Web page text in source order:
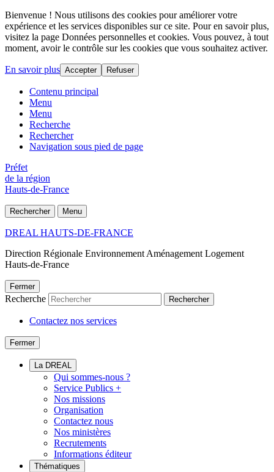
Bienvenue ! Nous utilisons des cookies pour améliorer votre
expérience et les services disponibles sur ce site. Pour en savoir plus,
visitez la page Données personnelles et cookies. Vous pouvez, à tout
moment, avoir le contrôle sur les cookies que vous souhaitez activer.
En savoir plus Accepter Refuser
Contenu principal
Menu
Menu
Recherche
Rechercher
Navigation sous pied de page
Préfet
de la région
Hauts-de-France
Rechercher Menu
DREAL HAUTS-DE-FRANCE
Direction Régionale Environnement Aménagement Logement
Hauts-de-France
Fermer
Recherche Rechercher
Contactez nos services
Fermer
La DREAL
Qui sommes-nous ?
Service Publics +
Nos missions
Organisation
Contactez nous
Nos ministères
Recrutements
Informations éditeur
Thématiques